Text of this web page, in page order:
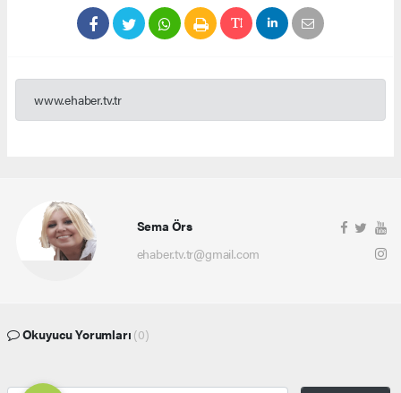
www.ehaber.tv.tr
Sema Örs
ehaber.tv.tr@gmail.com
Okuyucu Yorumları (0)